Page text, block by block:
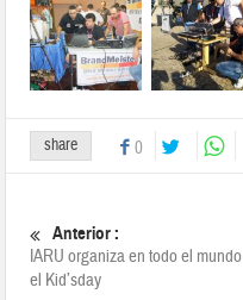
share 0
Anterior :
IARU organiza en todo el mundo
el Kid’sday